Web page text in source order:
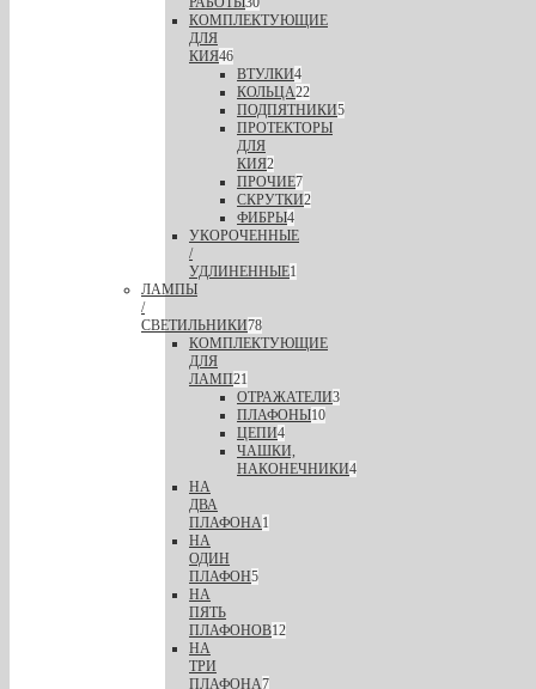
КОМПЛЕКТУЮЩИЕ
ДЛЯ
КИЯ46
ВТУЛКИ4
КОЛЬЦА22
ПОДПЯТНИКИ5
ПРОТЕКТОРЫ
ДЛЯ
КИЯ2
ПРОЧИЕ7
СКРУТКИ2
ФИБРЫ4
УКОРОЧЕННЫЕ
/
УДЛИНЕННЫЕ1
ЛАМПЫ
/
СВЕТИЛЬНИКИ78
КОМПЛЕКТУЮЩИЕ
ДЛЯ
ЛАМП21
ОТРАЖАТЕЛИ3
ПЛАФОНЫ10
ЦЕПИ4
ЧАШКИ,
НАКОНЕЧНИКИ4
НА
ДВА
ПЛАФОНА1
НА
ОДИН
ПЛАФОН5
НА
ПЯТЬ
ПЛАФОНОВ12
НА
ТРИ
ПЛАФОНА7